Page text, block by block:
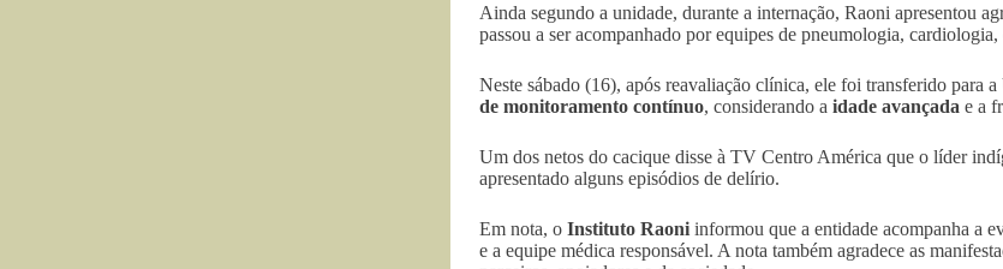
Ainda segundo a unidade, durante a internação, Raoni apresentou
passou a ser acompanhado por equipes de pneumologia,
Neste sábado (16), após reavaliação clínica, ele foi transferido para
de monitoramento contínuo, considerando a idade avançada e a
Um dos netos do cacique disse à TV Centro América que o líder
apresentado alguns episódios de delírio.
Em nota, o Instituto Raoniinformou que a entidade acompanha a
e a equipe médica responsável. A nota também agradece as